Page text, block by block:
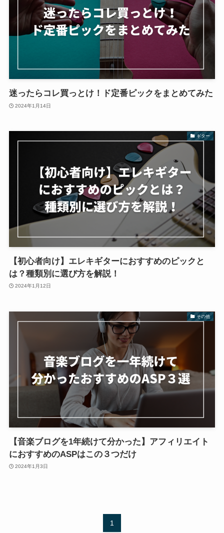
迷ったらコレ買っとけ！ド定番ピックをまとめてみた
2024年1月14日
ギター
【初心者向け】エレキギターにおすすめのピックと
は？種類別に選び方を解説！
2024年1月12日
その他
【音楽ブログを1年続けて分かった】アフィリエイト
におすすめのASPはこの３つだけ
2024年1月3日
1